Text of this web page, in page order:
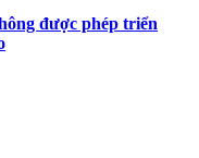
được phép triển